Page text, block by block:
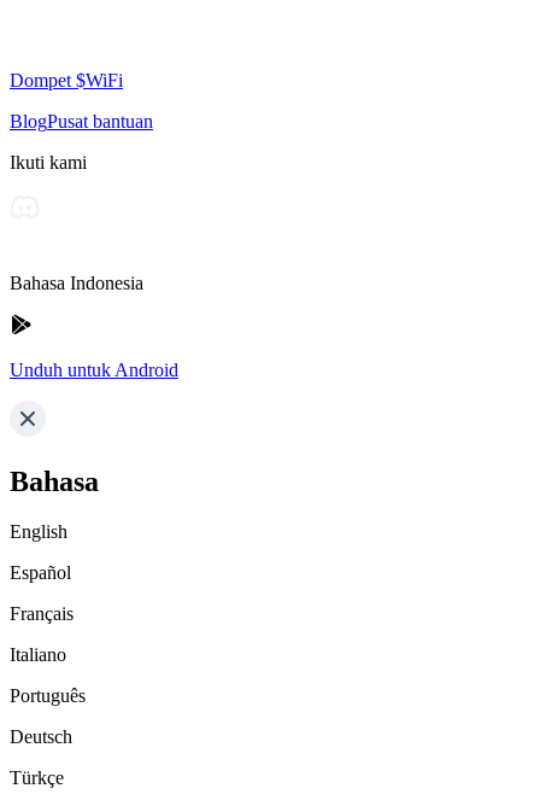
Dompet $WiFi
BlogPusat bantuan
Ikuti kami
Bahasa Indonesia
Unduh untuk Android
Bahasa
English
Español
Français
Italiano
Português
Deutsch
Türkçe